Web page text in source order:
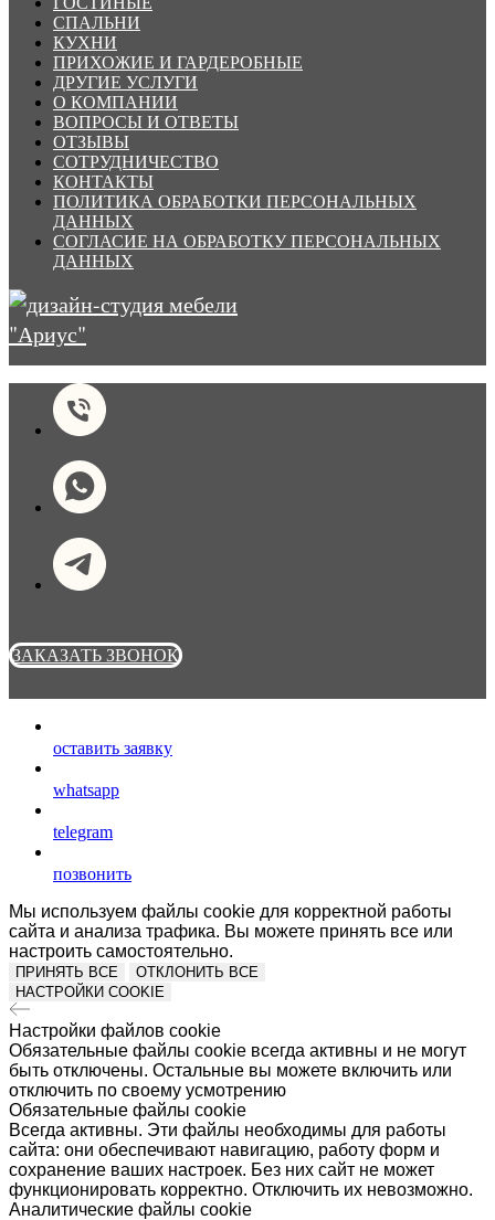
СПАЛЬНИ
КУХНИ
ПРИХОЖИЕ И ГАРДЕРОБНЫЕ
ДРУГИЕ УСЛУГИ
О КОМПАНИИ
ВОПРОСЫ И ОТВЕТЫ
ОТЗЫВЫ
СОТРУДНИЧЕСТВО
КОНТАКТЫ
ПОЛИТИКА ОБРАБОТКИ ПЕРСОНАЛЬНЫХ
ДАННЫХ
СОГЛАСИЕ НА ОБРАБОТКУ ПЕРСОНАЛЬНЫХ
ДАННЫХ
ЗАКАЗАТЬ ЗВОНОК
оставить заявку
whatsapp
telegram
позвонить
Мы используем файлы cookie для корректной работы
сайта и анализа трафика. Вы можете принять все или
настроить самостоятельно.
ПРИНЯТЬ ВСЕ
ОТКЛОНИТЬ ВСЕ
НАСТРОЙКИ COOKIE
Настройки файлов cookie
Обязательные файлы cookie всегда активны и не могут
быть отключены. Остальные вы можете включить или
отключить по своему усмотрению
Обязательные файлы cookie
Всегда активны. Эти файлы необходимы для работы
сайта: они обеспечивают навигацию, работу форм и
сохранение ваших настроек. Без них сайт не может
функционировать корректно. Отключить их невозможно.
Аналитические файлы cookie